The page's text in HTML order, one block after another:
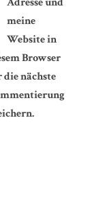
meine
Website in
Browser
nächste